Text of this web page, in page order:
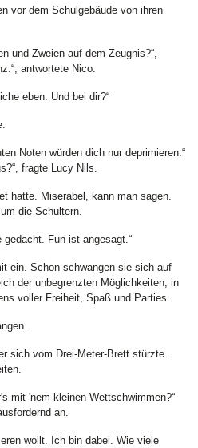
vor dem Schulgebäude von ihren
und Zweien auf dem Zeugnis?“,
antwortete Nico.
eben. Und bei dir?“
Noten würden dich nur deprimieren.“
fragte Lucy Nils.
hatte. Miserabel, kann man sagen.
die Schultern.
gedacht. Fun ist angesagt.“
ein. Schon schwangen sie sich auf
der unbegrenzten Möglichkeiten, in
voller Freiheit, Spaß und Parties.
sich vom Drei-Meter-Brett stürzte.
mit 'nem kleinen Wettschwimmen?“
an.
wollt. Ich bin dabei. Wie viele